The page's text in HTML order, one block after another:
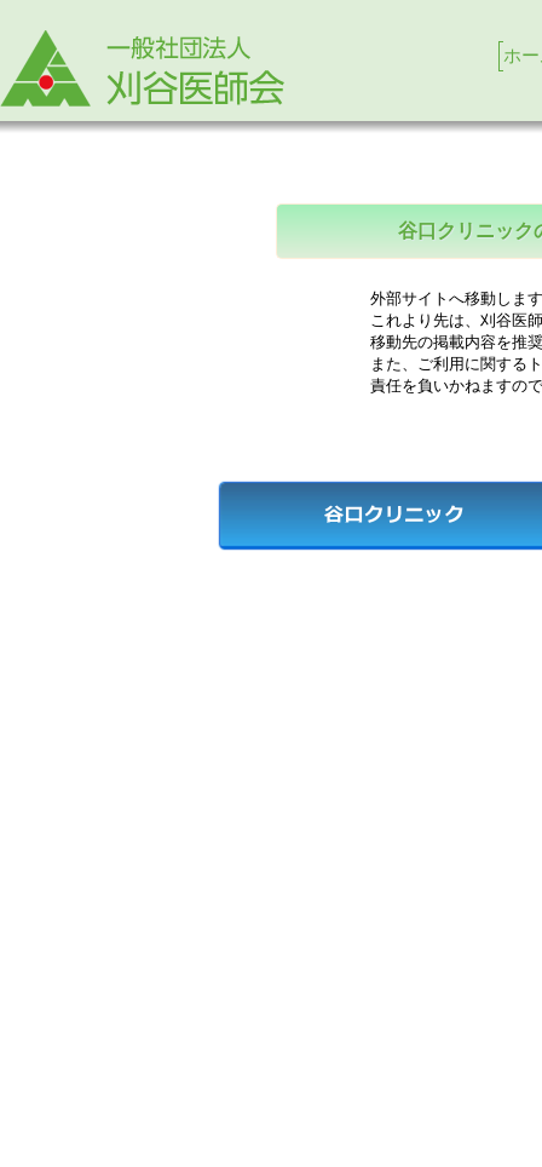
ホ
谷口クリニック
外部サイトへ移動しま
これより先は、刈谷医
移動先の掲載内容を推
また、ご利用に関する
責任を負いかねますの